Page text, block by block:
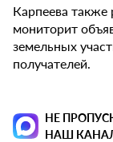
Карпеева также
мониторит
земельных
получателей.
НЕ
НАШ